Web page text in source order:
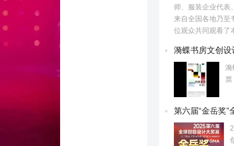
师、服装企业代表
来自全国各地乃至
位观众共同观看了
漪蝶书房文创设
漪
票